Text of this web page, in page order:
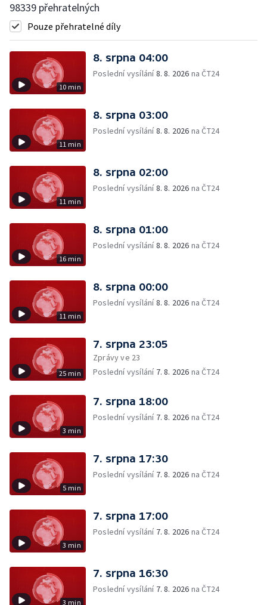
98339 přehratelných
Pouze přehratelné díly
10 min
8. srpna 04:00
Poslední vysílání8. 8. 2026 na ČT24
11 min
8. srpna 03:00
Poslední vysílání8. 8. 2026 na ČT24
11 min
8. srpna 02:00
Poslední vysílání8. 8. 2026 na ČT24
16 min
8. srpna 01:00
Poslední vysílání8. 8. 2026 na ČT24
11 min
8. srpna 00:00
Poslední vysílání8. 8. 2026 na ČT24
25 min
7. srpna 23:05
Zprávy ve 23
Poslední vysílání 7. 8. 2026 na ČT24
3 min
7. srpna 18:00
Poslední vysílání 7. 8. 2026 na ČT24
5 min
7. srpna 17:30
Poslední vysílání 7. 8. 2026 na ČT24
3 min
7. srpna 17:00
Poslední vysílání 7. 8. 2026 na ČT24
3 min
7. srpna 16:30
Poslední vysílání 7. 8. 2026 na ČT24